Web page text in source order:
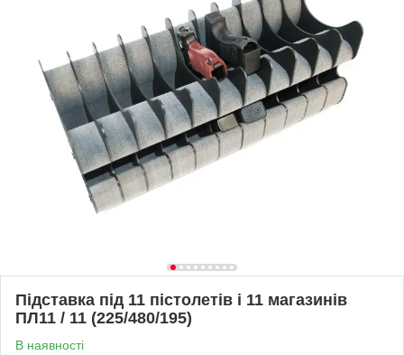
Підставка під 11 пістолетів і 11 магазинів
ПЛ11 / 11 (225/480/195)
В наявності